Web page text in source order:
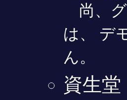
尚、
は、 デ
ん。
資生